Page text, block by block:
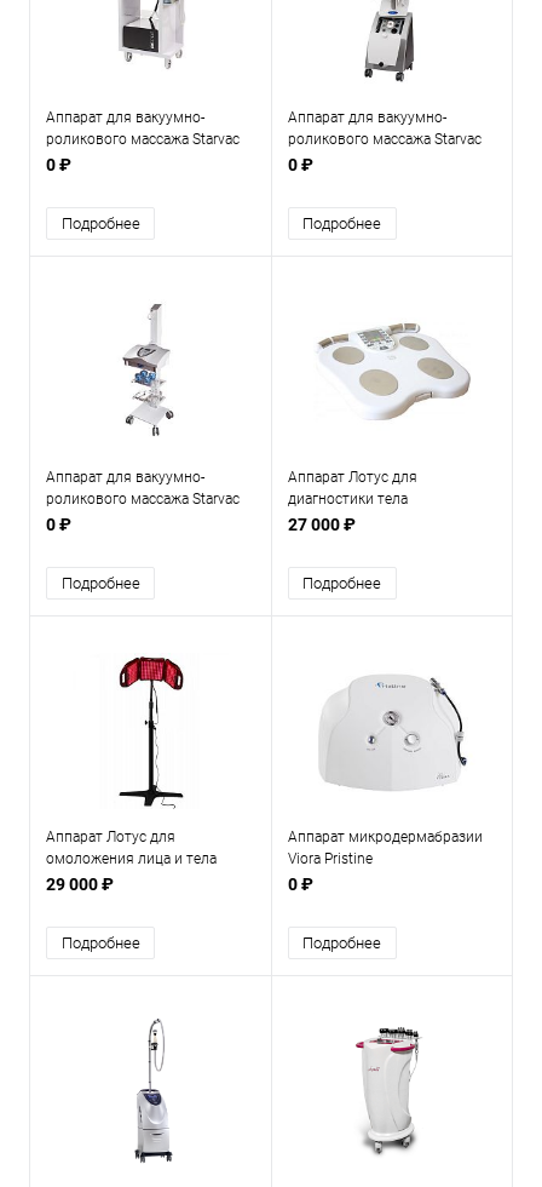
Аппарат для вакуумно-
роликового массажа Starvac
DxSmart
0 ₽
Подробнее
Аппарат для вакуумно-
роликового массажа Starvac
DxTwin
0 ₽
Подробнее
Аппарат для вакуумно-
роликового массажа Starvac
SP Original
0 ₽
Подробнее
Аппарат Лотус для
диагностики тела
27 000 ₽
Подробнее
Аппарат Лотус для
омоложения лица и тела
29 000 ₽
Подробнее
Аппарат микродермабразии
Viora Pristine
0 ₽
Подробнее